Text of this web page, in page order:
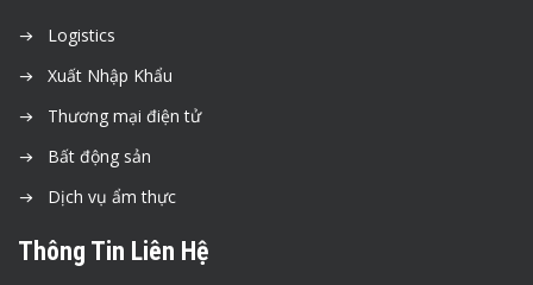
Logistics
Xuất Nhập Khẩu
Thương mại điện tử
Bất động sản
Dịch vụ ẩm thực
Thông Tin Liên Hệ